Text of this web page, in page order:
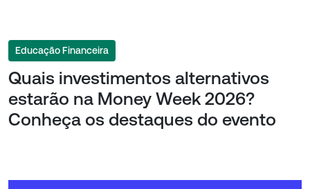
Educação Financeira
Quais investimentos alternativos
estarão na Money Week 2026?
Conheça os destaques do evento